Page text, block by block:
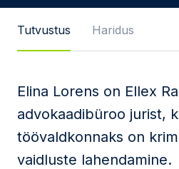
Nõustun
kasutustingimustega
Seda veebilehte kaitseb
Tutvustus Haridus
Elina Lorens on Ellex
advokaadibüroo jurist,
töövaldkonnaks on
vaidluste lahendamine.